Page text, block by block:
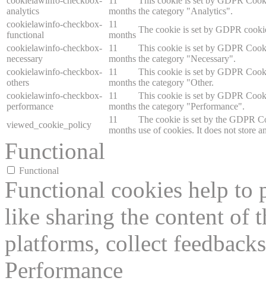
analytics
months the category "Analytics".
cookielawinfo-checkbox-
functional
11
months
The cookie is set by GDPR
cookielawinfo-checkbox-
necessary
11
months
This cookie is set by GDPR
the category "Necessary".
cookielawinfo-checkbox-
others
11
months
This cookie is set by GDPR
the category "Other.
cookielawinfo-checkbox-
performance
11
months
This cookie is set by GDPR
the category "Performance".
viewed_cookie_policy
11
months
The cookie is set by the GDPR
use of cookies. It does not store
Functional
Functional
Functional cookies help to
like sharing the content of
platforms, collect
Performance